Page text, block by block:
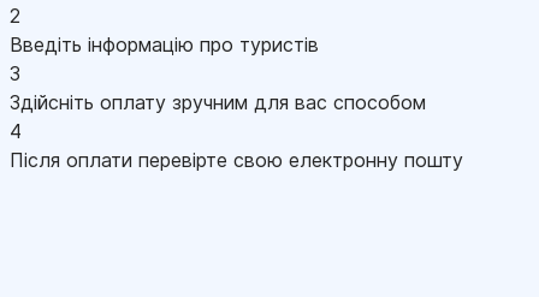
2
Введіть інформацію про туристів
3
Здійсніть оплату зручним для вас способом
4
Після оплати перевірте свою електронну пошту